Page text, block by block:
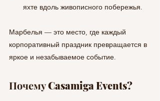
яхте вдоль живописного побережья.
Марбелья — это место, где каждый
корпоративный праздник превращается в
яркое и незабываемое событие.
Почему Casamiga Events?